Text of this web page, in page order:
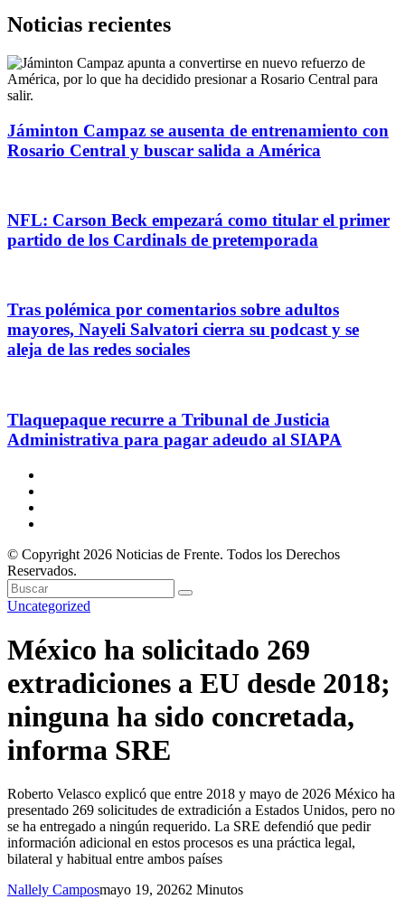
Noticias recientes
Jáminton Campaz se ausenta de entrenamiento con
Rosario Central y buscar salida a América
NFL: Carson Beck empezará como titular el primer
partido de los Cardinals de pretemporada
Tras polémica por comentarios sobre adultos
mayores, Nayeli Salvatori cierra su podcast y se
aleja de las redes sociales
Tlaquepaque recurre a Tribunal de Justicia
Administrativa para pagar adeudo al SIAPA
© Copyright 2026 Noticias de Frente. Todos los Derechos
Reservados.
Uncategorized
México ha solicitado 269
extradiciones a EU desde 2018;
ninguna ha sido concretada,
informa SRE
Roberto Velasco explicó que entre 2018 y mayo de 2026 México ha
presentado 269 solicitudes de extradición a Estados Unidos, pero no
se ha entregado a ningún requerido. La SRE defendió que pedir
información adicional en estos procesos es una práctica legal,
bilateral y habitual entre ambos países
Nallely Camposmayo 19, 20262 Minutos